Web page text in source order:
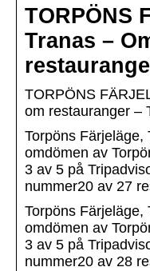
TORPÖNS
Tranas –
TORPÖNS
om restauranger –
Torpöns Färjeläge,
omdömen av
3 av 5 på
nummer20 av 27
Torpöns Färjeläge,
omdömen av
3 av 5 på
nummer20 av 28